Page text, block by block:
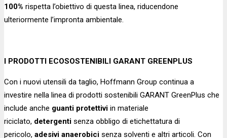
100% rispetta l’obiettivo di questa linea, riducendone
ulteriormente l’impronta ambientale.
I PRODOTTI ECOSOSTENIBILI GARANT GREENPLUS
Con i nuovi utensili da taglio, Hoffmann Group continua a
investire nella linea di prodotti sostenibili GARANT GreenPlus che
include anche guanti protettivi in materiale
riciclato, detergenti senza obbligo di etichettatura di
pericolo, adesivi anaerobici senza solventi e altri articoli. Con